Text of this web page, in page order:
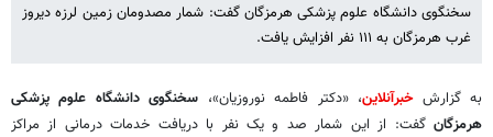
سخنگوی دانشگاه علوم پزشکی هرمزگان گفت: شمار مصدومان زمین لرزه دیروز
غرب هرمزگان به ۱۱۱ نفر افزایش یافت.
به گزارشخبرآنلاین، «دکتر فاطمه نوروزیان»، سخنگوی دانشگاه علوم پزشکی
هرمزگان گفت: از این شمار صد و یک نفر با دریافت خدمات درمانی از مراکز